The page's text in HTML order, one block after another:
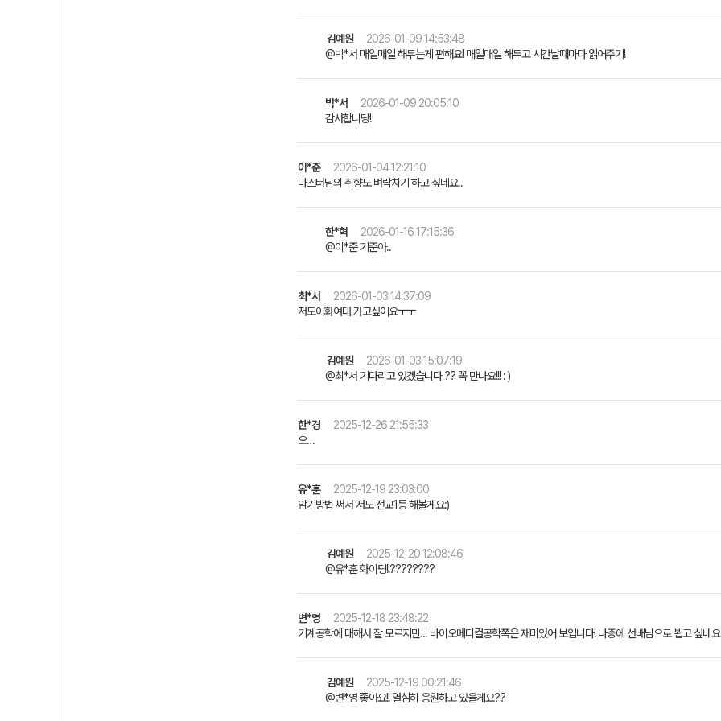
김예원 2026-01-09 14:53:48
@박*서 매일매일 해두는게 편해요! 매일매일 해두고 시간날때마다 읽어주기!
박*서 2026-01-09 20:05:10
감사합니당!
이*준 2026-01-04 12:21:10
마스터님의 취향도 벼락치기 하고 싶네요..
한*혁 2026-01-16 17:15:36
@이*준 기준아..
최*서 2026-01-03 14:37:09
저도이화여대 가고싶어요ㅜㅜ
김예원 2026-01-03 15:07:19
@최*서 기다리고 있겠습니다 ?? 꼭 만나요!!! : )
한*경 2025-12-26 21:55:33
오…
유*훈 2025-12-19 23:03:00
암기방법 써서 저도 전교1등 해볼게요:)
김예원 2025-12-20 12:08:46
@유*훈 화이팅!!????????
변*영 2025-12-18 23:48:22
기계공학에 대해서 잘 모르지만... 바이오메디컬공학쪽은 재미있어 보입니다! 나중에 선배님으로 뵙고 싶네
김예원 2025-12-19 00:21:46
@변*영 좋아요!! 열심히 응원하고 있을게요??